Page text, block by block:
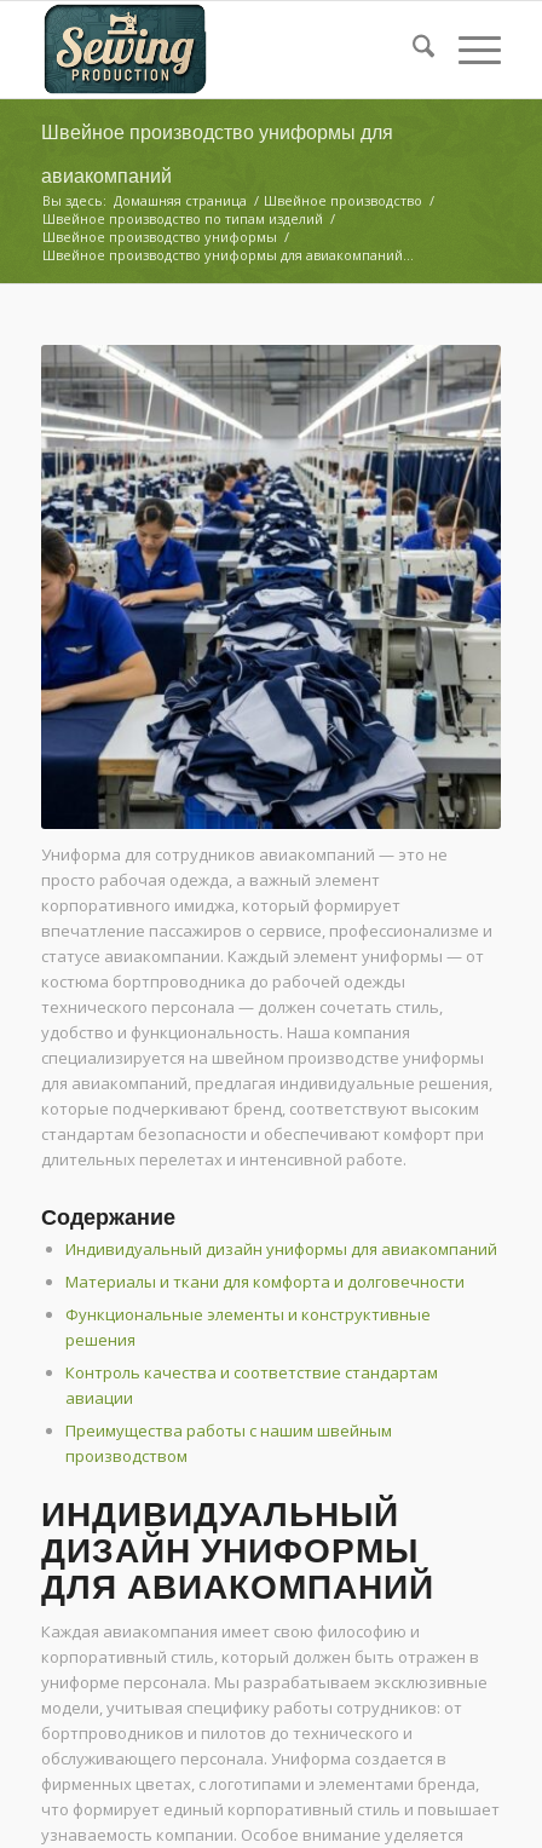
Швейное производство униформы для
авиакомпаний
Вы здесь: Домашняя страница / Швейное производство /
Швейное производство по типам изделий /
Швейное производство униформы /
Швейное производство униформы для авиакомпаний...
Униформа для сотрудников авиакомпаний — это не
просто рабочая одежда, а важный элемент
корпоративного имиджа, который формирует
впечатление пассажиров о сервисе, профессионализме и
статусе авиакомпании. Каждый элемент униформы — от
костюма бортпроводника до рабочей одежды
технического персонала — должен сочетать стиль,
удобство и функциональность. Наша компания
специализируется на швейном производстве униформы
для авиакомпаний, предлагая индивидуальные решения,
которые подчеркивают бренд, соответствуют высоким
стандартам безопасности и обеспечивают комфорт при
длительных перелетах и интенсивной работе.
Содержание
Индивидуальный дизайн униформы для авиакомпаний
Материалы и ткани для комфорта и долговечности
Функциональные элементы и конструктивные
решения
Контроль качества и соответствие стандартам
авиации
Преимущества работы с нашим швейным
производством
ИНДИВИДУАЛЬНЫЙ
ДИЗАЙН УНИФОРМЫ
ДЛЯ АВИАКОМПАНИЙ
Каждая авиакомпания имеет свою философию и
корпоративный стиль, который должен быть отражен в
униформе персонала. Мы разрабатываем эксклюзивные
модели, учитывая специфику работы сотрудников: от
бортпроводников и пилотов до технического и
обслуживающего персонала. Униформа создается в
фирменных цветах, с логотипами и элементами бренда,
что формирует единый корпоративный стиль и повышает
узнаваемость компании. Особое внимание уделяется